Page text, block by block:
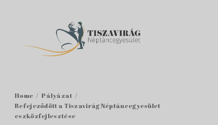
Home
Pályázat
Befejeződött a Tiszavirág Néptáncegyesület
eszközfejlesztése